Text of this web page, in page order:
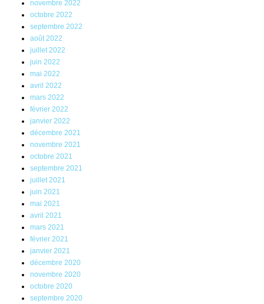
novembre 2022
octobre 2022
septembre 2022
août 2022
juillet 2022
juin 2022
mai 2022
avril 2022
mars 2022
février 2022
janvier 2022
décembre 2021
novembre 2021
octobre 2021
septembre 2021
juillet 2021
juin 2021
mai 2021
avril 2021
mars 2021
février 2021
janvier 2021
décembre 2020
novembre 2020
octobre 2020
septembre 2020